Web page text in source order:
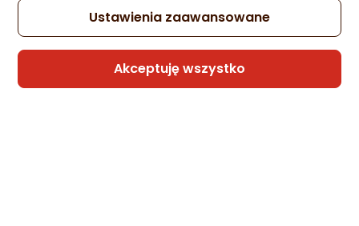
Ustawienia zaawansowane
Akceptuję wszystko